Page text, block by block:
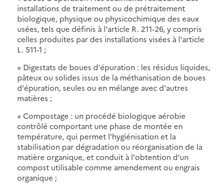
installations de traitement ou de prétraitement
biologique, physique ou physicochimique des eaux
usées, tels que définis à l'article R. 211-26, y compris
celles produites par des installations visées à l'article
L. 511-1 ;
« Digestats de boues d'épuration : les résidus liquides,
pâteux ou solides issus de la méthanisation de boues
d'épuration, seules ou en mélange avec d'autres
matières ;
« Compostage : un procédé biologique aérobie
contrôlé comportant une phase de montée en
température, qui permet l'hygiénisation et la
stabilisation par dégradation ou réorganisation de la
matière organique, et conduit à l'obtention d'un
compost utilisable comme amendement ou engrais
organique ;